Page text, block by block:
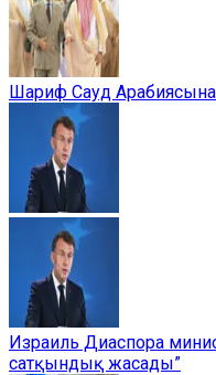
Шариф Сауд
Израиль Диаспора
сатқындық жасады”